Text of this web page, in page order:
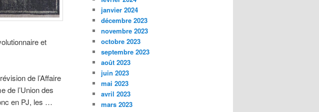
et
de l’Affaire
de l’Union des
en PJ, les …
janvier 2024
décembre 2023
novembre 2023
octobre 2023
septembre 2023
août 2023
juin 2023
mai 2023
avril 2023
mars 2023